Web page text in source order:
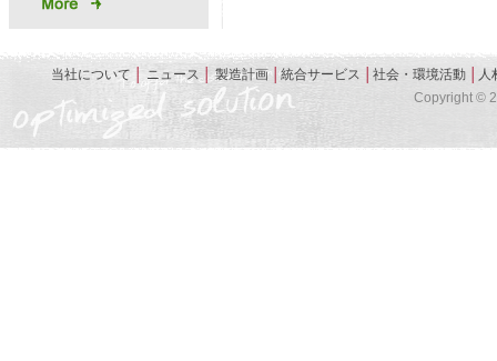
当社について ニュース│製造計画│統合サービス 社会・環境活動
人
Copyright ©